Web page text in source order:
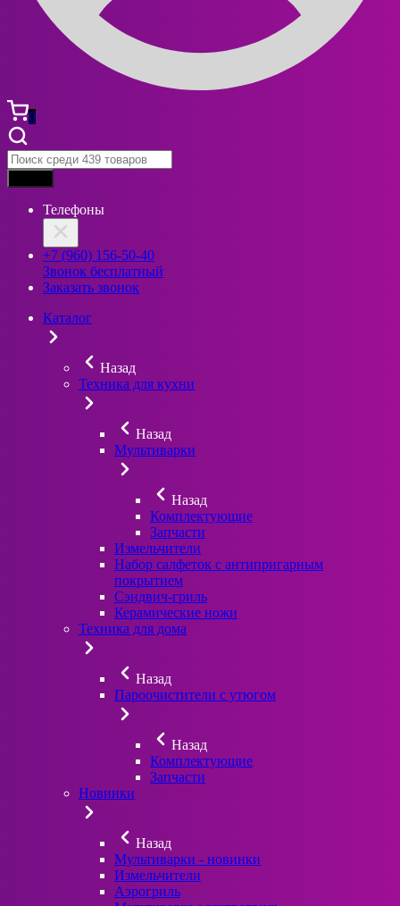
0
Телефоны
+7 (960) 156-50-40
Звонок бесплатный
Заказать звонок
Каталог
Назад
Техника для кухни
Назад
Мультиварки
Назад
Комплектующие
Запчасти
Измельчители
Набор салфеток с антипригарным
покрытием
Сэндвич-гриль
Керамические ножи
Техника для дома
Назад
Пароочистители с утюгом
Назад
Комплектующие
Запчасти
Новинки
Назад
Мультиварки - новинки
Измельчители
Аэрогриль